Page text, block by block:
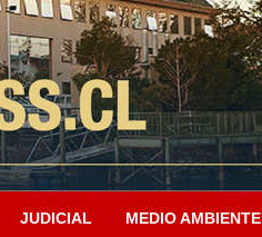
JUDICIAL MEDIO AMBIENTE